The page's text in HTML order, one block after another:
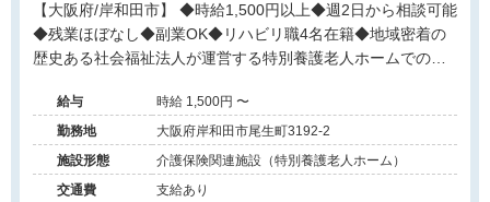
【大阪府/岸和田市】 ◆時給1,500円以上◆週2日から相談可能
◆残業ほぼなし◆副業OK◆リハビリ職4名在籍◆地域密着の
歴史ある社会福祉法人が運営する特別養護老人ホームでのお
給与
時給 1,500円 〜
勤務地
大阪府岸和田市尾生町3192-2
施設形態
介護保険関連施設（特別養護老人ホーム）
交通費
支給あり